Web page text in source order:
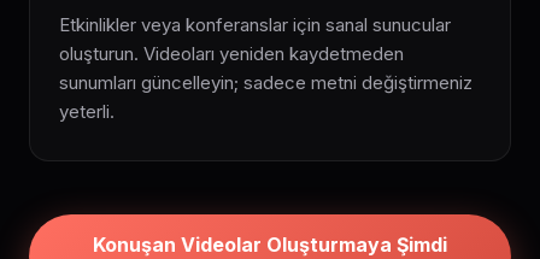
Etkinlikler veya konferanslar için sanal sunucular
oluşturun. Videoları yeniden kaydetmeden
sunumları güncelleyin; sadece metni değiştirmeniz
yeterli.
Konuşan Videolar Oluşturmaya Şimdi